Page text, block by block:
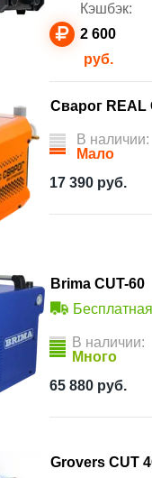
Кэшбэк:
2 600
руб.
Сварог REAL
В наличии:
Мало
17 390 руб.
Brima CUT-60
В наличии:
Много
65 880 руб.
Grovers CUT